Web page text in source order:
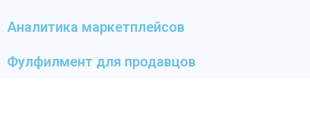
Аналитика маркетплейсов
Фулфилмент для продавцов